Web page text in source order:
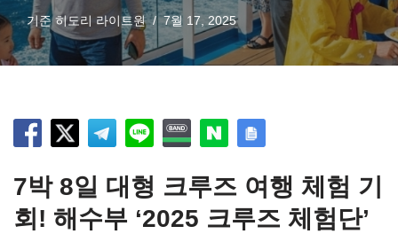
기준히도리 라이트원 7월 17, 2025
7박 8일 대형 크루즈 여행 체험 기
회! 해수부 ‘2025 크루즈 체험단’